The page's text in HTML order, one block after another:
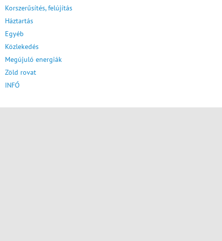
Korszerűsítés, felújítás
Háztartás
Egyéb
Közlekedés
Megújuló energiák
Zöld rovat
INFÓ